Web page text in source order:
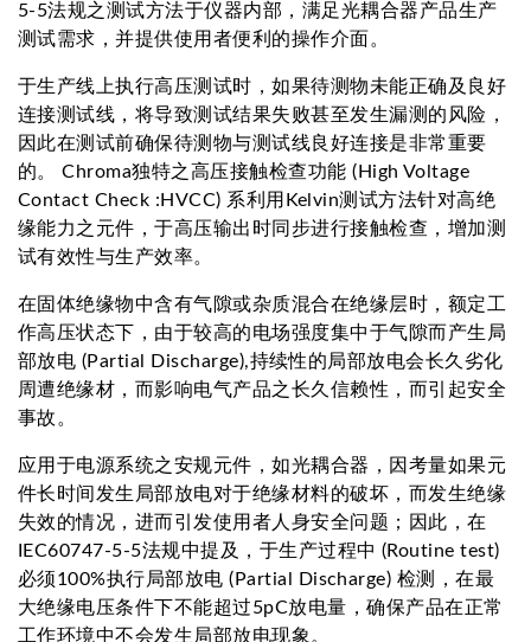
5-5法规之测试方法于仪器内部，满足光耦合器产品生产
测试需求，并提供使用者便利的操作介面。
于生产线上执行高压测试时，如果待测物未能正确及良好
连接测试线，将导致测试结果失败甚至发生漏测的风险，
因此在测试前确保待测物与测试线良好连接是非常重要
的。 Chroma独特之高压接触检查功能 (High Voltage
Contact Check :HVCC) 系利用Kelvin测试方法针对高绝
缘能力之元件，于高压输出时同步进行接触检查，增加测
试有效性与生产效率。
在固体绝缘物中含有气隙或杂质混合在绝缘层时，额定工
作高压状态下，由于较高的电场强度集中于气隙而产生局
部放电 (Partial Discharge),持续性的局部放电会长久劣化
周遭绝缘材，而影响电气产品之长久信赖性，而引起安全
事故。
应用于电源系统之安规元件，如光耦合器，因考量如果元
件长时间发生局部放电对于绝缘材料的破坏，而发生绝缘
失效的情况，进而引发使用者人身安全问题；因此，在
IEC60747-5-5法规中提及，于生产过程中 (Routine test)
必须100%执行局部放电 (Partial Discharge) 检测，在最
大绝缘电压条件下不能超过5pC放电量，确保产品在正常
工作环境中不会发生局部放电现象。